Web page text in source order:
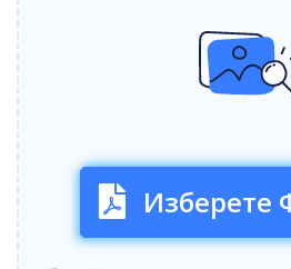
Изберете